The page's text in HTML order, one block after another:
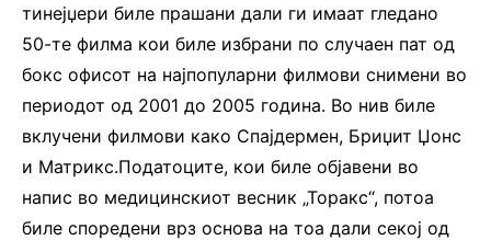
тинејџери биле прашани дали ги имаат гледано
50-те филма кои биле избрани по случаен пат од
бокс офисот на најпопуларни филмови снимени во
периодот од 2001 до 2005 година. Во нив биле
вклучени филмови како Спајдермен, Бриџит Џонс
и Матрикс.Податоците, кои биле објавени во
напис во медицинскиот весник „Торакс“, потоа
биле споредени врз основа на тоа дали секој од